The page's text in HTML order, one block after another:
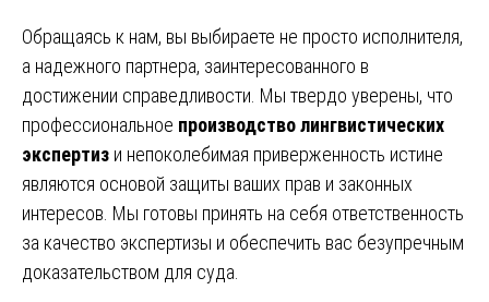
Обращаясь к нам, вы выбираете не просто исполнителя,
а надежного партнера, заинтересованного в
достижении справедливости. Мы твердо уверены, что
профессиональное производство лингвистических
экспертиз и непоколебимая приверженность истине
являются основой защиты ваших прав и законных
интересов. Мы готовы принять на себя ответственность
за качество экспертизы и обеспечить вас безупречным
доказательством для суда.